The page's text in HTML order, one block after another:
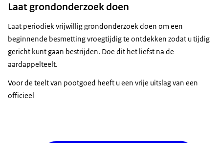
Laat grondonderzoek doen
Laat periodiek vrijwillig grondonderzoek doen om een
beginnende besmetting vroegtijdig te ontdekken zodat u tijdig
gericht kunt gaan bestrijden. Doe dit het liefst na de
aardappelteelt.
Voor de teelt van pootgoed heeft u een vrije uitslag van een
officieel